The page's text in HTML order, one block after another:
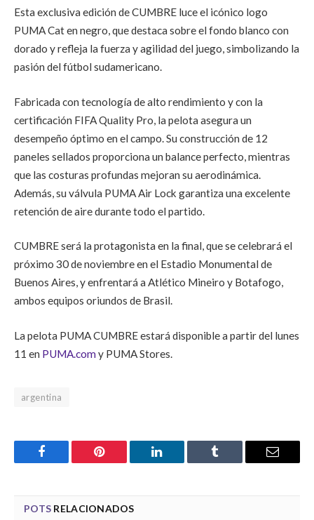
Esta exclusiva edición de CUMBRE luce el icónico logo
PUMA Cat en negro, que destaca sobre el fondo blanco con
dorado y refleja la fuerza y agilidad del juego, simbolizando la
pasión del fútbol sudamericano.
Fabricada con tecnología de alto rendimiento y con la
certificación FIFA Quality Pro, la pelota asegura un
desempeño óptimo en el campo. Su construcción de 12
paneles sellados proporciona un balance perfecto, mientras
que las costuras profundas mejoran su aerodinámica.
Además, su válvula PUMA Air Lock garantiza una excelente
retención de aire durante todo el partido.
CUMBRE será la protagonista en la final, que se celebrará el
próximo 30 de noviembre en el Estadio Monumental de
Buenos Aires, y enfrentará a Atlético Mineiro y Botafogo,
ambos equipos oriundos de Brasil.
La pelota PUMA CUMBRE estará disponible a partir del lunes
11 en PUMA.comy PUMA Stores.
argentina
Facebook Pinterest LinkedIn Tumblr Email
POTS RELACIONADOS